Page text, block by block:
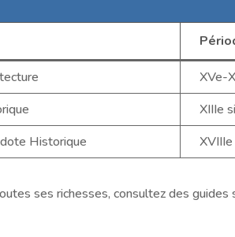
XVe-
XIIIe
Historique
ses richesses, consultez des guides